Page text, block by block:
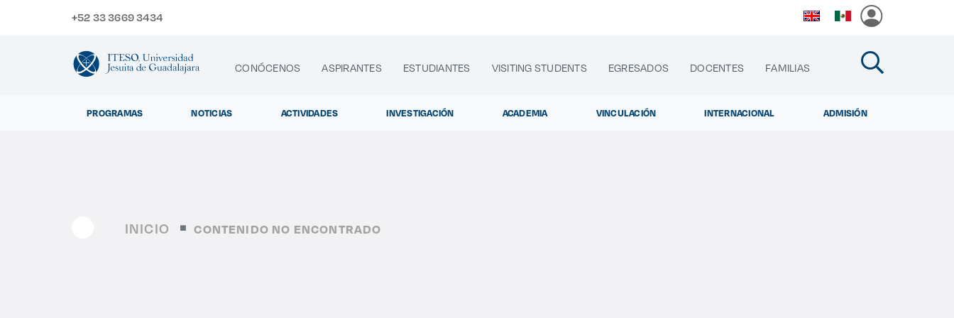
+52 33 3669 3434
CONÓCENOS ASPIRANTES ESTUDIANTES VISITING STUDENTS EGRESADOS DOCENTES FAMILIAS
PROGRAMAS NOTICIAS ACTIVIDADES INVESTIGACIÓN ACADEMIA VINCULACIÓN INTERNACIONAL ADMISIÓN
INICIO CONTENIDO NO ENCONTRADO